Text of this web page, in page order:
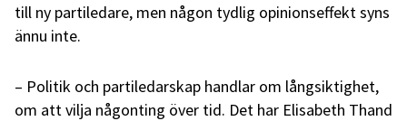
till ny partiledare, men någon tydlig opinionseffekt syns
ännu inte.
– Politik och partiledarskap handlar om långsiktighet,
om att vilja någonting över tid. Det har Elisabeth Thand